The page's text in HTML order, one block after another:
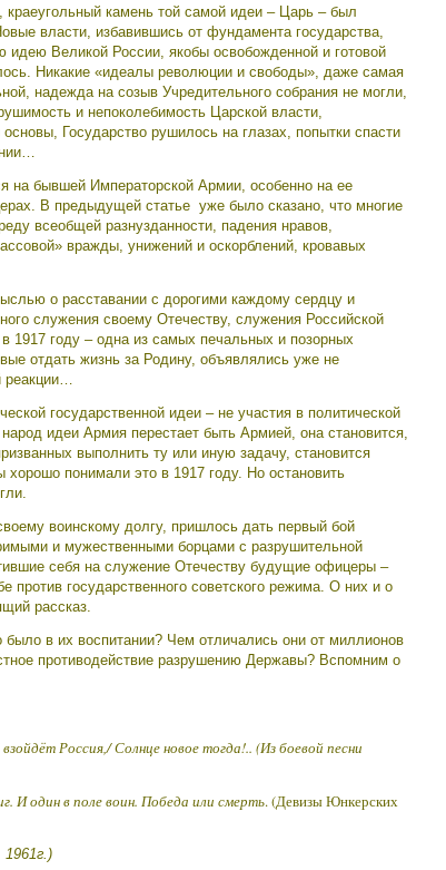
камень той самой идеи – Царь – был
власти, избавившись от фундамента государства,
идею Великой России, якобы освобожденной и готовой
Никакие «идеалы революции и свободы», даже самая
надежда на созыв Учредительного собрания не могли,
и непоколебимость Царской власти,
Государство рушилось на глазах, попытки спасти
на бывшей Императорской Армии, особенно на ее
В предыдущей статье уже было сказано, что многие
всеобщей разнузданности, падения нравов,
вражды, унижений и оскорблений, кровавых
о расставании с дорогими каждому сердцу и
служения своему Отечеству, служения Российской
1917 году – одна из самых печальных и позорных
отдать жизнь за Родину, объявлялись уже не
реакции…
государственной идеи – не участия в политической
идеи Армия перестает быть Армией, она становится,
выполнить ту или иную задачу, становится
понимали это в 1917 году. Но остановить
воинскому долгу, пришлось дать первый бой
и мужественными борцами с разрушительной
себя на служение Отечеству будущие офицеры –
государственного советского режима. О них и о
рассказ.
в их воспитании? Чем отличались они от миллионов
противодействие разрушению Державы? Вспомним о
Россия,/ Солнце новое тогда!.. (Из боевой песни
И один в поле воин. Победа или смерть. (Девизы Юнкерских